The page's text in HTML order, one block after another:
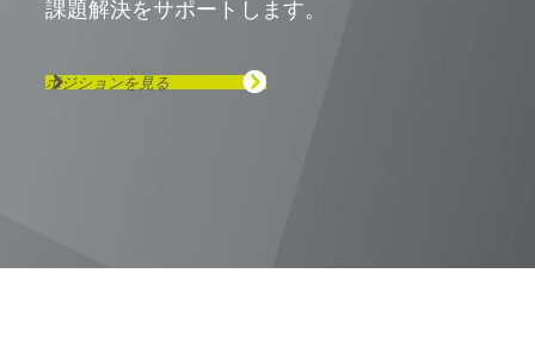
課題解決をサポートします。
ポジションを見る